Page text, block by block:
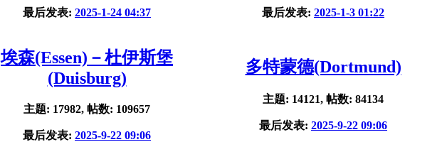
最后发表: 2025-1-24 04:37 最后发表: 2025-1-3 01:22
埃森(Essen)－杜伊斯堡
(Duisburg)
主题: 17982, 帖数: 109657
最后发表: 2025-9-22 09:06
多特蒙德(Dortmund)
主题: 14121, 帖数: 84134
最后发表: 2025-9-22 09:06